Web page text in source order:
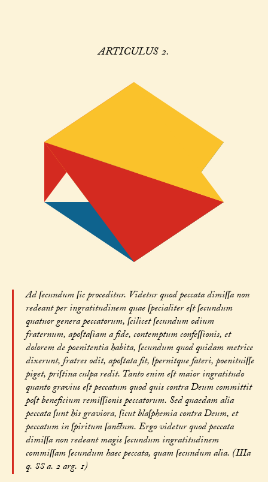
ARTICULUS 2.
Ad ſecundum ſic proceditur. Videtur quod peccata dimiſſa non
redeant per ingratitudinem quae ſpecialiter eſt ſecundum
quatuor genera peccatorum, ſcilicet ſecundum odium
fraternum, apoſtaſiam a fide, contemptum confeſſionis, et
dolorem de poenitentia habita, ſecundum quod quidam metrice
dixerunt, fratres odit, apoſtata fit, ſpernitque fateri, poenituiſſe
piget, priſtina culpa redit. Tanto enim eſt maior ingratitudo
quanto gravius eſt peccatum quod quis contra Deum committit
poſt beneficium remiſſionis peccatorum. Sed quaedam alia
peccata ſunt his graviora, ſicut blaſphemia contra Deum, et
peccatum in ſpiritum ſanctum. Ergo videtur quod peccata
dimiſſa non redeant magis ſecundum ingratitudinem
commiſſam ſecundum haec peccata, quam ſecundum alia. (IIIa
q. 88 a. 2 arg. 1)